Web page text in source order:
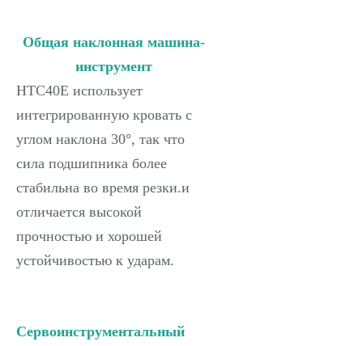
Общая наклонная машина-
инструмент
HTC40E использует
интегрированную кровать с
углом наклона 30°, так что
сила подшипника более
стабильна во время резки.и
отличается высокой
прочностью и хорошей
устойчивостью к ударам.
Сервоинструментальный